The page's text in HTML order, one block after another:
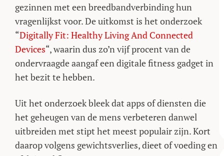
gezinnen met een breedbandverbinding hun
vragenlijkst voor. De uitkomst is het onderzoek
“Digitally Fit: Healthy Living And Connected
Devices“, waarin dus zo’n vijf procent van de
ondervraagde aangaf een digitale fitness gadget in
het bezit te hebben.
Uit het onderzoek bleek dat apps of diensten die
het geheugen van de mens verbeteren danwel
uitbreiden met stipt het meest populair zijn. Kort
daarop volgens gewichtsverlies, dieet of voeding en